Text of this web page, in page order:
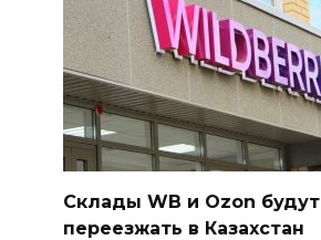
Склады WB и Ozon будут
переезжать в Казахстан